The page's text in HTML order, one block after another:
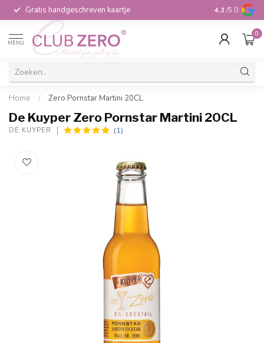
Gratis handgeschreven kaartje Voor 16:00
4.3 /5.0
MENU
0
Home / Zero Pornstar Martini 20CL
De Kuyper Zero Pornstar Martini 20CL
DE KUYPER (1)